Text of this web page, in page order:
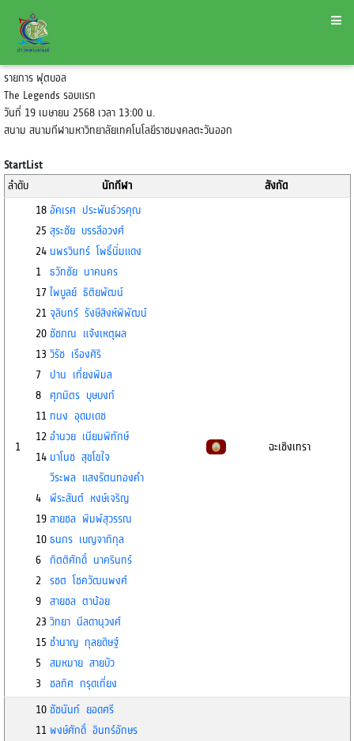
รายการ ฟุตบอล
The Legends รอบแรก
วันที่ 19 เมษายน 2568 เวลา 13:00 น.
สนาม สนามกีฬามหาวิทยาลัยเทคโนโลยีราชมงคลตะวันออก
StartList
ลำดับ
นักกีฬา สังกัด
1
18 อัคเรศ ประพันธ์วรคุณ
25 สุระชัย บรรลือวงศ์
24 นพรวินทร์ โพธิ์นิ่มแดง
1 ธวัทชัย นาคนคร
17 ไพบูลย์ ธิติยพัฒน์
21 จุลินทร์ รังษีสิงห์พิพัฒน์
20 ชัชภณ แจ้งเหตุผล
13 วิรัช เรืองศิริ
7
ปาน เที่ยงพิมล
8 ศุภมิตร บุษบงก์
11 ทนง อุดมเดช
12 อำนวย เนียมพิทักษ์
14 มาโนช สุขโขใจ
วีระพล แสงรัตนทองคำ
4 พีระสันต์ หงษ์เจริญ
19 สายชล พิมพ์สุวรรณ
10 ธนกร เบญจาทิกุล
6 กิตติศักดิ์ นาครินทร์
2 รชต โชควัฒนพงศ์
9 สายชล ตาน้อย
23 วิทยา นีลดานุวงศ์
15 ชำนาญ กุลยดิษฐ์
5 สมหมาย สายบัว
3
ชลทิศ กรุดเที่ยง
ฉะเชิงเทรา
10 ชัชนันท์ ยอดศรี
11 พงษ์ศักดิ์ อินทร์อักษร